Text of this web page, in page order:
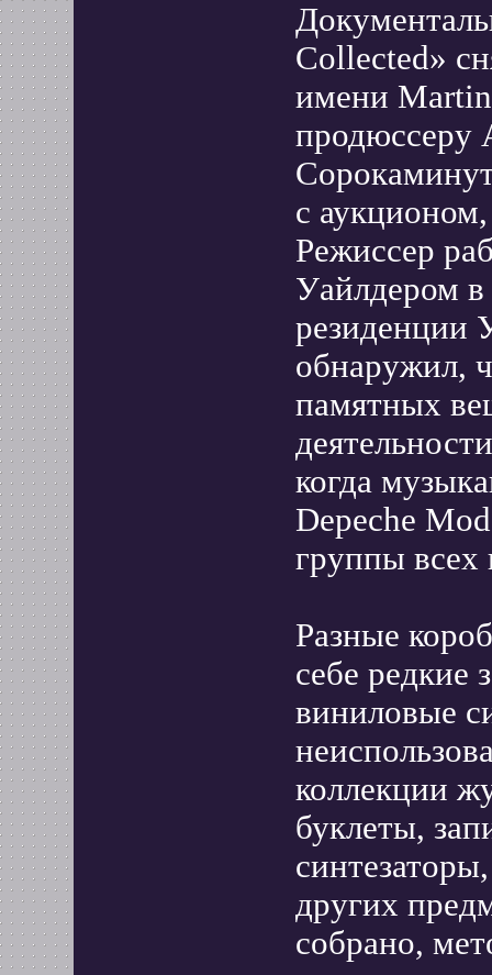
Collected»
имени
продюссеру
с
Режиссер
Уайлдером в
резиденции
обнаружил,
памятных
когда
Depeche
группы всех
Разные
себе редкие
виниловые
коллекции
буклеты,
других
собрано,